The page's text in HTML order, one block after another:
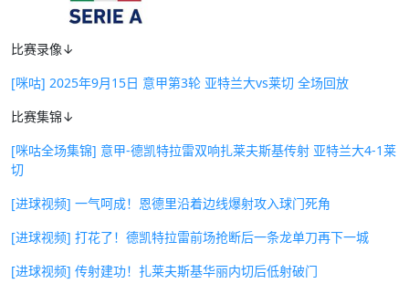
比赛录像↓
[咪咕] 2025年9月15日 意甲第3轮 亚特兰大vs莱切 全场回放
比赛集锦↓
[咪咕全场集锦] 意甲-德凯特拉雷双响扎莱夫斯基传射 亚特兰大4-1莱
切
[进球视频] 一气呵成！恩德里沿着边线爆射攻入球门死角
[进球视频] 打花了！德凯特拉雷前场抢断后一条龙单刀再下一城
[进球视频] 传射建功！扎莱夫斯基华丽内切后低射破门